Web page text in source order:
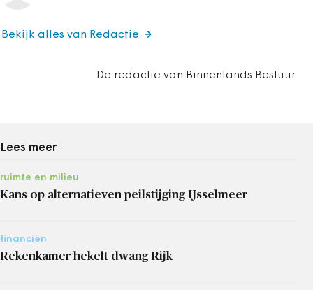
De redactie van Binnenlands Bestuur
Bekijk alles van Redactie
Lees meer
ruimte en milieu
Kans op alternatieven peilstijging IJsselmeer
financiën
Rekenkamer hekelt dwang Rijk